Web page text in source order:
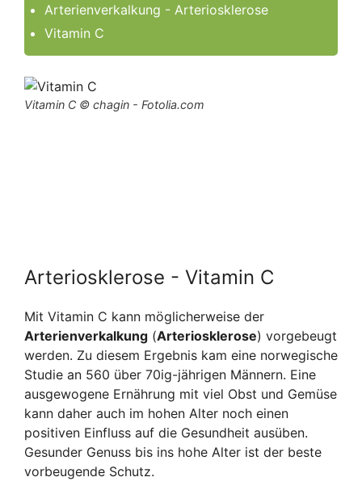
Arterienverkalkung - Arteriosklerose
Vitamin C
Vitamin C © chagin - Fotolia.com
Arteriosklerose - Vitamin C
Mit Vitamin C kann möglicherweise der
Arterienverkalkung (Arteriosklerose) vorgebeugt
werden. Zu diesem Ergebnis kam eine norwegische
Studie an 560 über 70ig-jährigen Männern. Eine
ausgewogene Ernährung mit viel Obst und Gemüse
kann daher auch im hohen Alter noch einen
positiven Einfluss auf die Gesundheit ausüben.
Gesunder Genuss bis ins hohe Alter ist der beste
vorbeugende Schutz.